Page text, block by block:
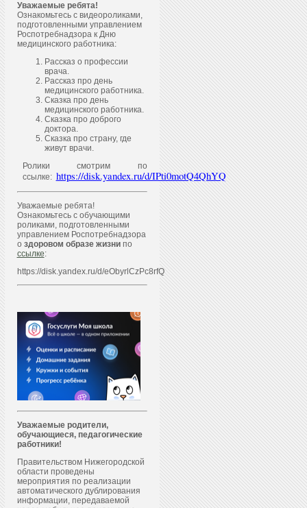
Уважаемые ребята!
Ознакомьтесь с видеороликами,
подготовленными управлением
Роспотребнадзора к Дню
медицинского работника:
Рассказ о профессии
врача.
Рассказ про день
медицинского работника.
Сказка про день
медицинского работника.
Сказка про доброго
доктора.
Сказка про страну, где
живут врачи.
Ролики смотрим по
ссылке: https://disk.yandex.ru/d/IPti0motQ4QhYQ
Уважаемые ребята!
Ознакомьтесь с обучающими
роликами, подготовленными
управлением Роспотребнадзора
о здоровом образе жизнипо
ссылке:
https://disk.yandex.ru/d/eObyrlCzPc8rfQ
Уважаемые родители,
обучающиеся, педагогические
работники!
Правительством Нижегородской
области проведены
мероприятия по реализации
автоматического дублирования
информации, передаваемой